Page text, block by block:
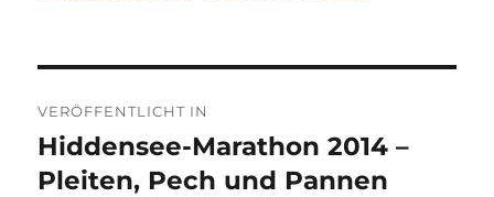
VERÖFFENTLICHT IN
Hiddensee-Marathon 2014 –
Pleiten, Pech und Pannen